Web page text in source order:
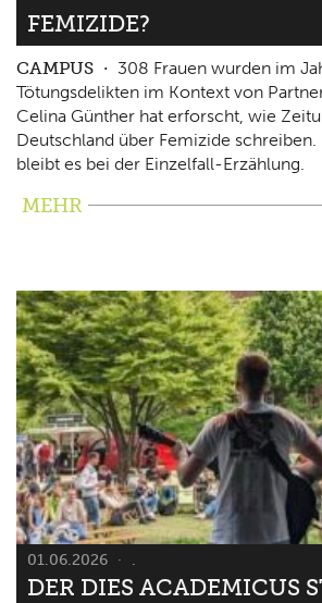
FEMIZIDE?
CAMPUS
308 Frauen wurden im
Tötungsdelikten im Kontext von
Celina Günther hat erforscht, wie
Deutschland über Femizide schreiben.
bleibt es bei der Einzelfall-Erzählung.
MEHR
01.06.2026 .
DER DIES ACADEMICUS